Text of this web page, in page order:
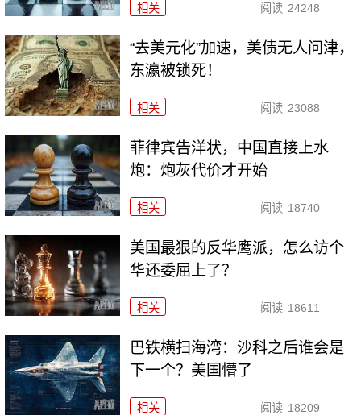
相关 阅读 24248
“去美元化”加速，美债无人问津，
东瀛被锁死！
相关 阅读 23088
菲律宾告洋状，中国直接上水
炮：炮灰代价才开始
相关 阅读 18740
美国最狠的反华鹰派，怎么访个
华还委屈上了？
相关 阅读 18611
巴铁横扫海湾：沙科之后谁会是
下一个？美国懵了
相关 阅读 18209